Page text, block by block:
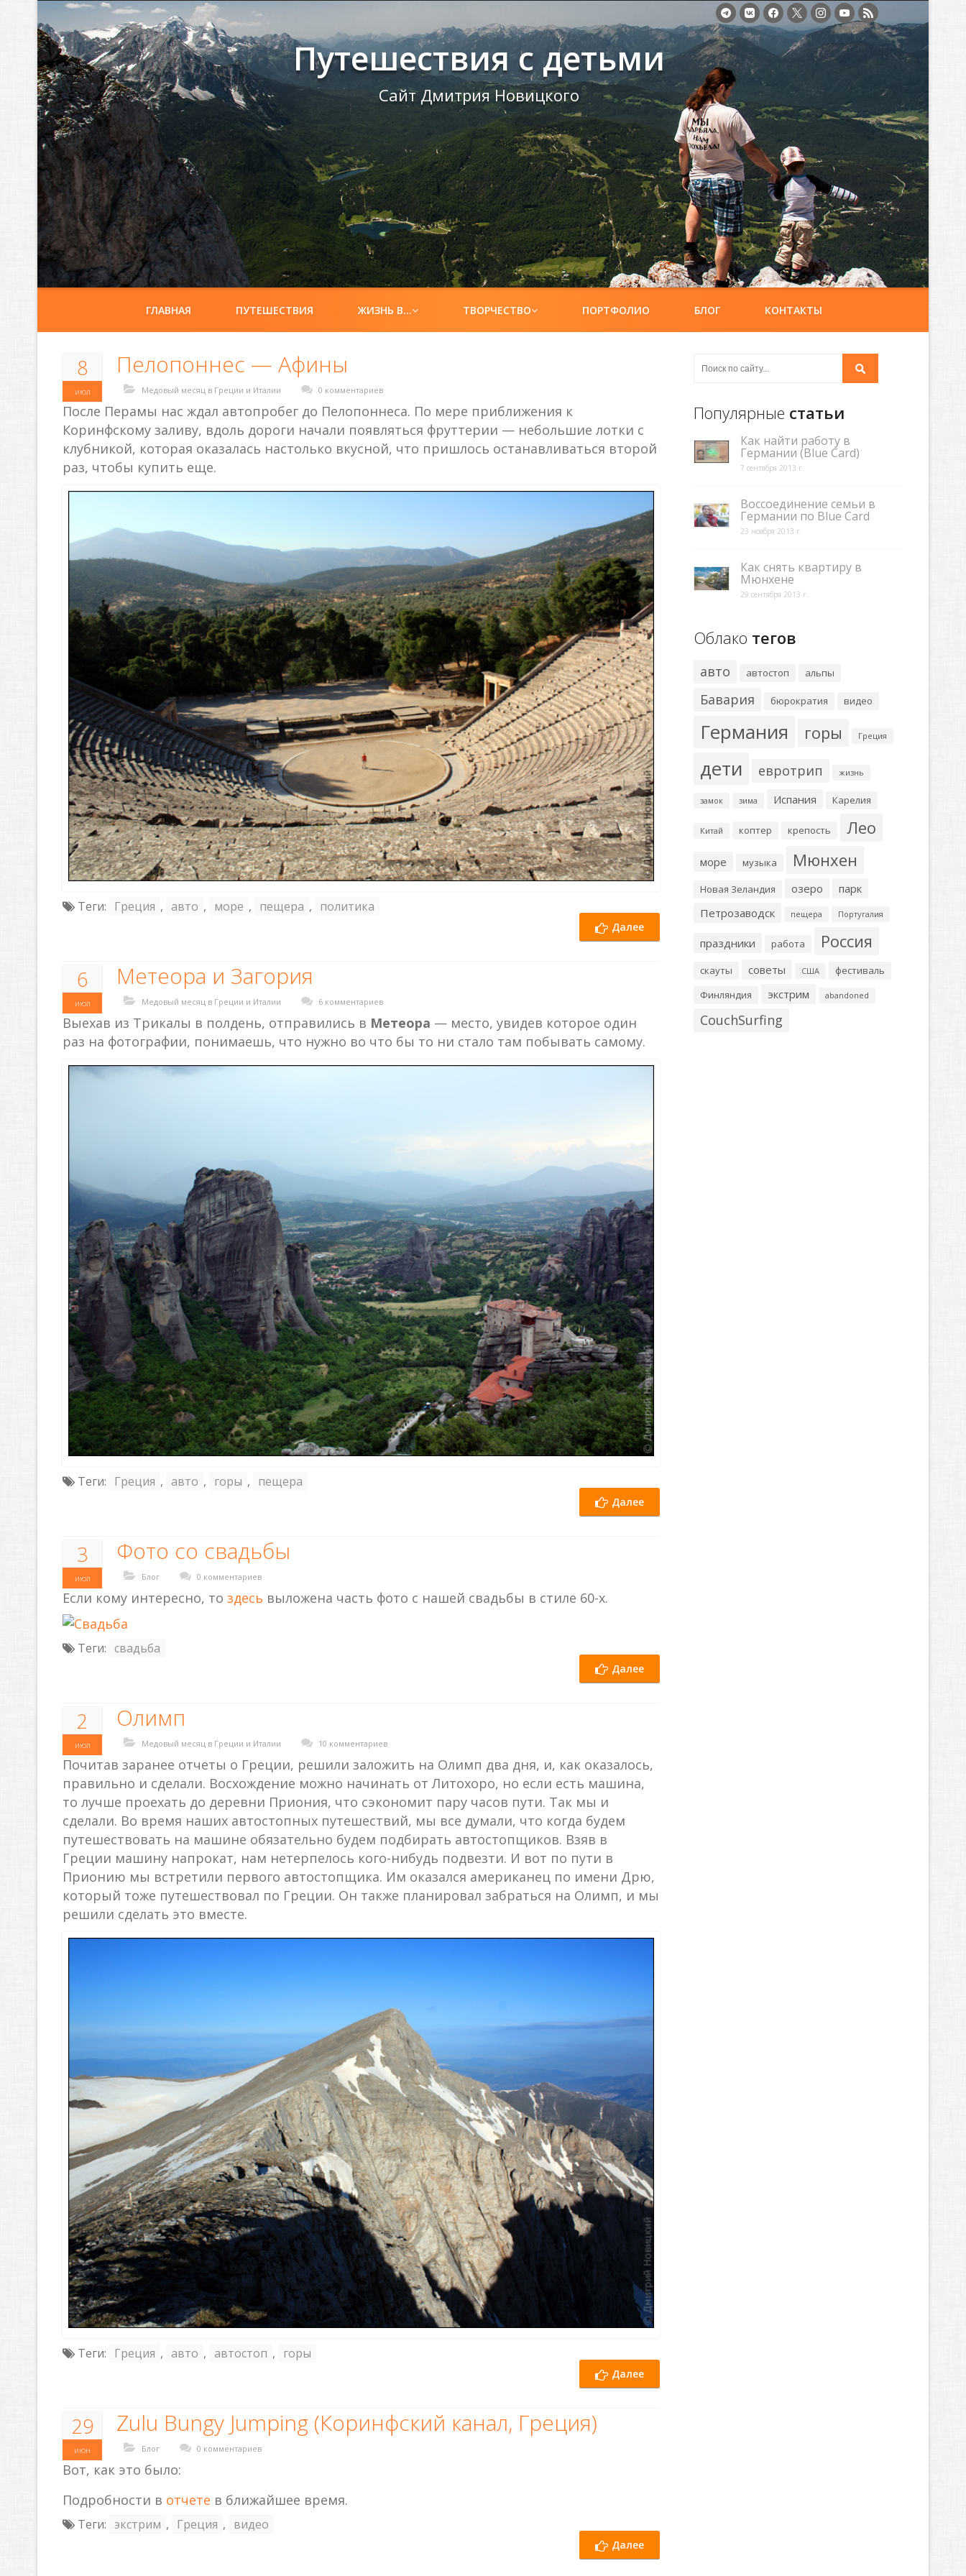
Путешествия с детьми
Сайт Дмитрия Новицкого
ГЛАВНАЯ ПУТЕШЕСТВИЯ ЖИЗНЬ В… ТВОРЧЕСТВО ПОРТФОЛИО БЛОГ КОНТАКТЫ
8
июл
Пелопоннес — Афины
Медовый месяц в Греции и Италии 0 комментариев
После Перамы нас ждал автопробег до Пелопоннеса. По мере приближения к
Коринфскому заливу, вдоль дороги начали появляться фруттерии — небольшие лотки с
клубникой, которая оказалась настолько вкусной, что пришлось останавливаться второй
раз, чтобы купить еще.
Теги: Греция , авто , море , пещера , политика
Далее
6
июл
Метеора и Загория
Медовый месяц в Греции и Италии 6 комментариев
Выехав из Трикалы в полдень, отправились в Метеора — место, увидев которое один
раз на фотографии, понимаешь, что нужно во что бы то ни стало там побывать самому.
Теги: Греция , авто , горы , пещера
Далее
3
июл
Фото со свадьбы
Блог 0 комментариев
Если кому интересно, то здесь выложена часть фото с нашей свадьбы в стиле 60-х.
Теги: свадьба
Далее
2
июл
Олимп
Медовый месяц в Греции и Италии 10 комментариев
Почитав заранее отчеты о Греции, решили заложить на Олимп два дня, и, как оказалось,
правильно и сделали. Восхождение можно начинать от Литохоро, но если есть машина,
то лучше проехать до деревни Приония, что сэкономит пару часов пути. Так мы и
сделали. Во время наших автостопных путешествий, мы все думали, что когда будем
путешествовать на машине обязательно будем подбирать автостопщиков. Взяв в
Греции машину напрокат, нам нетерпелось кого-нибудь подвезти. И вот по пути в
Прионию мы встретили первого автостопщика. Им оказался американец по имени Дрю,
который тоже путешествовал по Греции. Он также планировал забраться на Олимп, и мы
решили сделать это вместе.
Теги: Греция , авто , автостоп , горы
Далее
29
июн
Zulu Bungy Jumping (Коринфский канал, Греция)
Блог 0 комментариев
Вот, как это было:
Подробности в отчете в ближайшее время.
Теги: экстрим , Греция , видео
Далее
Популярные статьи
Как найти работу в
Германии (Blue Card)
7 сентября 2013 г.
Воссоединение семьи в
Германии по Blue Card
23 ноября 2013 г.
Как снять квартиру в
Мюнхене
29 сентября 2013 г.
Облако тегов
авто автостоп альпы
Бавария бюрократия видео
Германия горы Греция
дети евротрип жизнь
замок зима Испания Карелия
Китай коптер крепость Лео
море музыка Мюнхен
Новая Зеландия озеро
парк
Петрозаводск
пещера Португалия
праздники работа Россия
скауты советы США
фестиваль
Финляндия
экстрим abandoned
CouchSurfing